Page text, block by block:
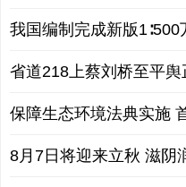
我国编制完成新版
省道218上蔡刘桥至平
保障生态环境法典实施
8月7日将迎来立秋 滋阴